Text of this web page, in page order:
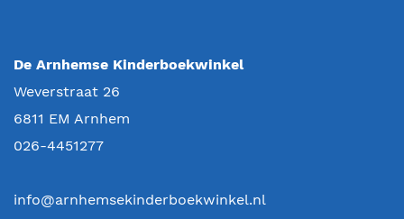
De Arnhemse Kinderboekwinkel
Weverstraat 26
6811 EM Arnhem
026-4451277
info@arnhemsekinderboekwinkel.nl